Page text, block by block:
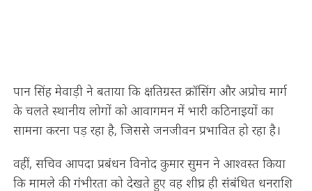
पान सिंह मेवाड़ी ने बताया कि क्षतिग्रस्त क्रॉसिंग और अप्रोच मार्ग
के चलते स्थानीय लोगों को आवागमन में भारी कठिनाइयों का
सामना करना पड़ रहा है, जिससे जनजीवन प्रभावित हो रहा है।
वहीं, सचिव आपदा प्रबंधन विनोद कुमार सुमन ने आश्वस्त किया
कि मामले की गंभीरता को देखते हुए वह शीघ्र ही संबंधित धनराशि